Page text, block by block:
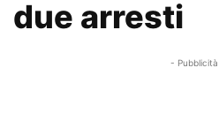
due arresti
-